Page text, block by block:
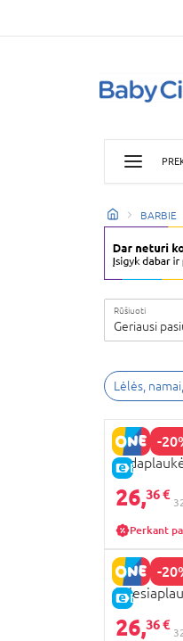
BARBIE
Rūšiuoti
Geriausi
Lėlės,
-
E-KAINA
BARBIE
26,36 €
Perkant
-
E-KAINA
BARBIE
26,36 €